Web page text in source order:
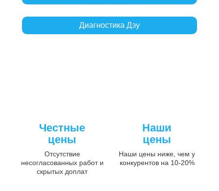
Диагностика Дэу
Честные
цены
Отсутствие
несогласованных работ и
скрытых доплат
Наши
цены
Наши цены ниже, чем у
конкурентов на 10-20%